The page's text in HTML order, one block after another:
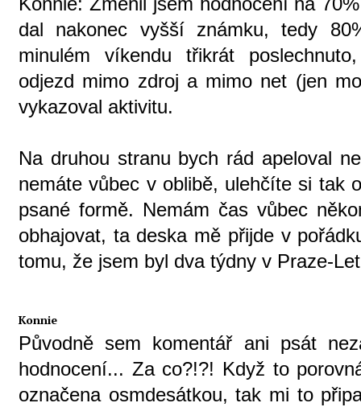
dal nakonec vyšší známku, tedy
minulém víkendu třikrát
odjezd mimo zdroj a mimo net (jen
vykazoval aktivitu.
Na druhou stranu bych rád apeloval
nemáte vůbec v oblibě, ulehčíte si tak
psané formě. Nemám čas vůbec
obhajovat, ta deska mě přijde v
tomu, že jsem byl dva týdny v Praze-
Konnie
Původně sem komentář ani psát
hodnocení... Za co?!?! Když to
označena osmdesátkou, tak mi to